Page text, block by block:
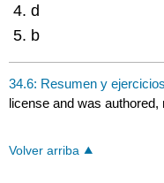
d
b
34.6: Resumen y ejercicios
license and was
Volver arriba